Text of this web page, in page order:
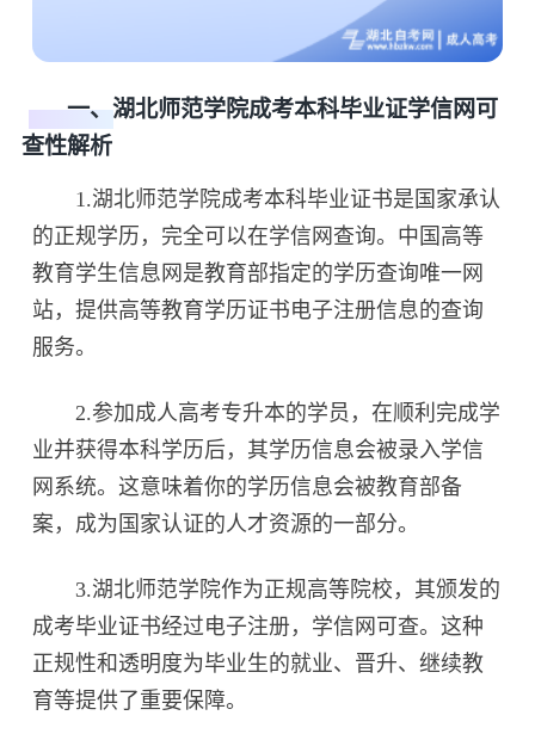
一、湖北师范学院成考本科毕业证学信网可
查性解析
1.湖北师范学院成考本科毕业证书是国家承认
的正规学历，完全可以在学信网查询。中国高等
教育学生信息网是教育部指定的学历查询唯一网
站，提供高等教育学历证书电子注册信息的查询
服务。
2.参加成人高考专升本的学员，在顺利完成学
业并获得本科学历后，其学历信息会被录入学信
网系统。这意味着你的学历信息会被教育部备
案，成为国家认证的人才资源的一部分。
3.湖北师范学院作为正规高等院校，其颁发的
成考毕业证书经过电子注册，学信网可查。这种
正规性和透明度为毕业生的就业、晋升、继续教
育等提供了重要保障。